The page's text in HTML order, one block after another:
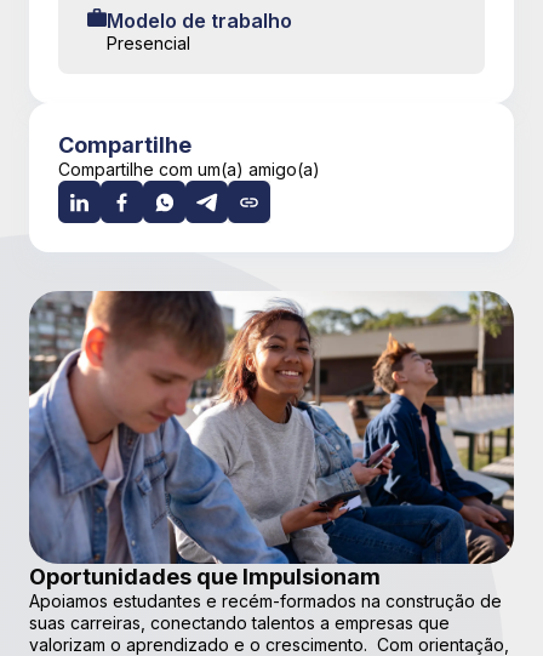
Modelo de trabalho
Presencial
Compartilhe
Compartilhe com um(a) amigo(a)
Oportunidades que Impulsionam
Apoiamos estudantes e recém-formados na construção de
suas carreiras, conectando talentos a empresas que
valorizam o aprendizado e o crescimento. Com orientação,